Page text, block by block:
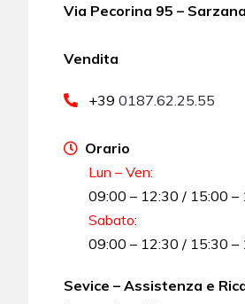
Via Pecorina 95 –
Vendita
+390187.62.25.55
Orario
Lun – Ven:
09:00 – 12:30 / 15:00 –
Sabato:
09:00 – 12:30 / 15:30 –
Sevice – Assistenza e